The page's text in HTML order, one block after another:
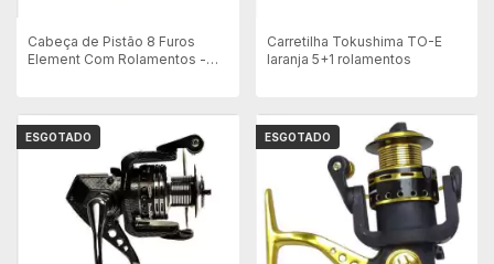
Cabeça de Pistão 8 Furos
Element Com Rolamentos -
Carretilha Tokushima TO-E
laranja 5+1 rolamentos
ESGOTADO ESGOTADO